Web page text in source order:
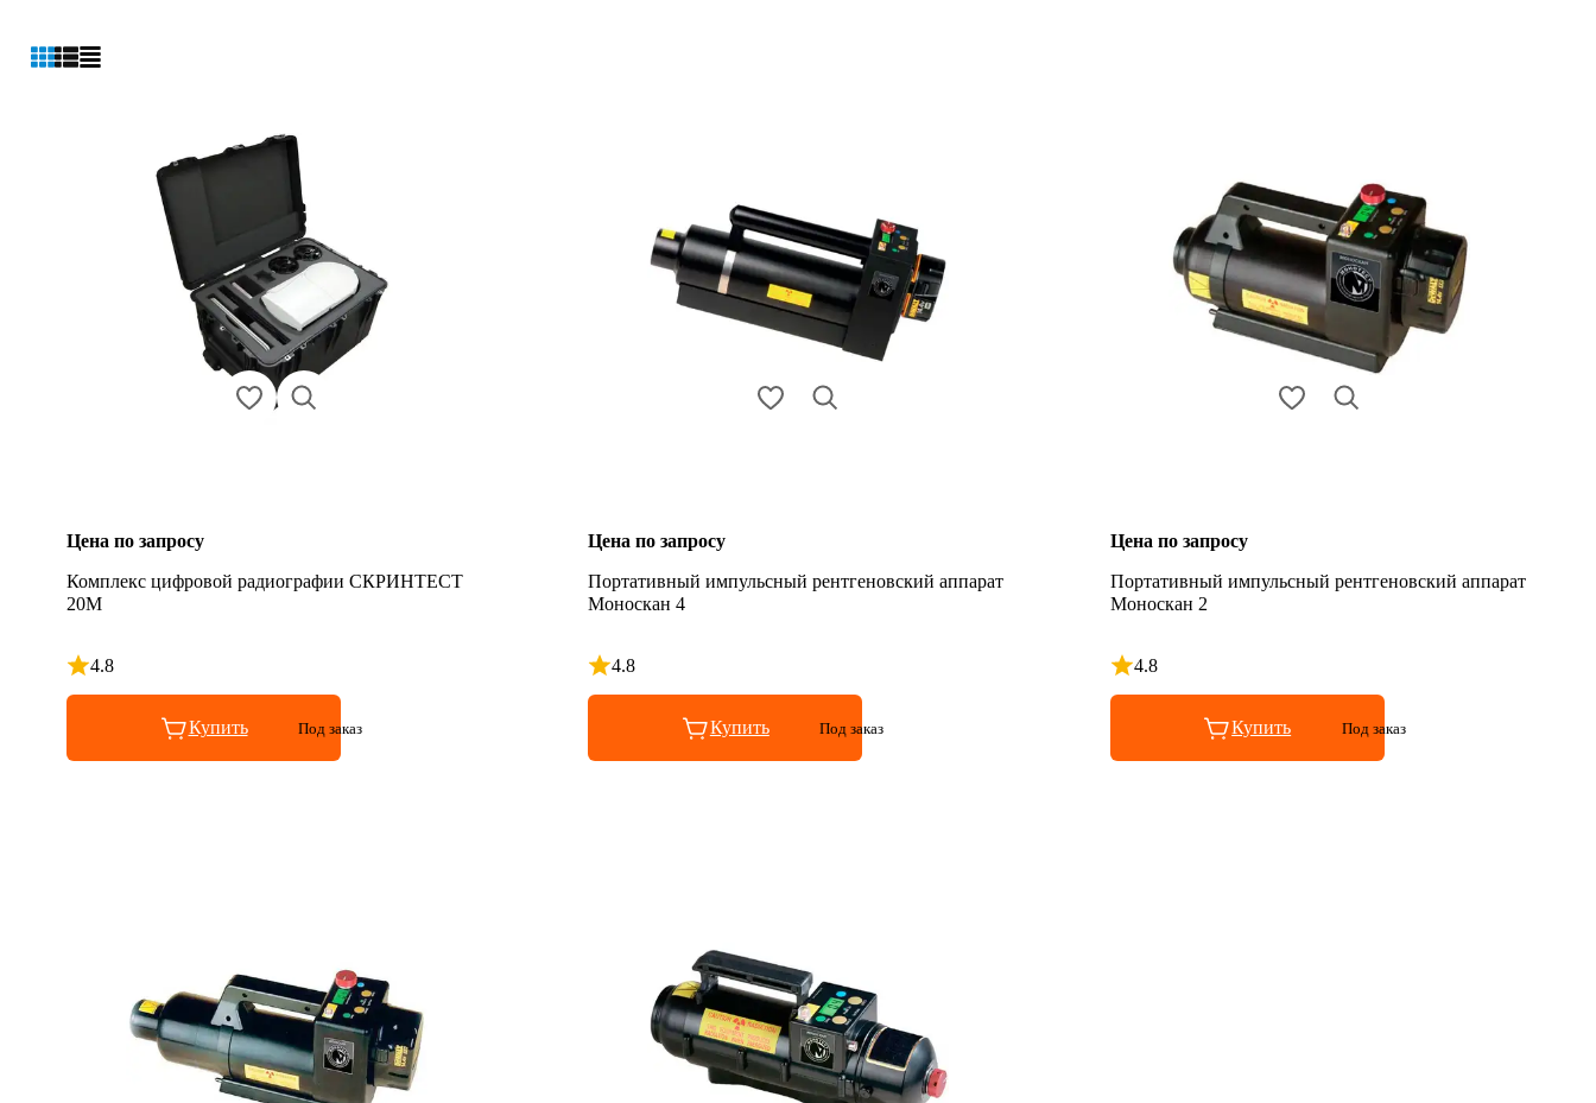
Цена по запросу
Комплекс цифровой радиографии СКРИНТЕСТ
20М
4.8
Рейтинг 4.8 из 5
Купить Под заказ
Цена по запросу
Портативный импульсный рентгеновский аппарат
Моноскан 4
4.8
Рейтинг 4.8 из 5
Купить Под заказ
Цена по запросу
Портативный импульсный рентгеновский аппарат
Моноскан 2
4.8
Рейтинг 4.8 из 5
Купить Под заказ